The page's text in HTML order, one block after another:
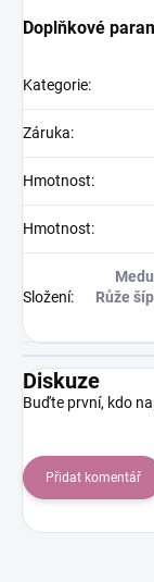
Doplňkové
Kategorie:
Záruka:
Hmotnost:
Hmotnost:
Složení:
Růže
Diskuze
Buďte první, kdo
Přidat komentář